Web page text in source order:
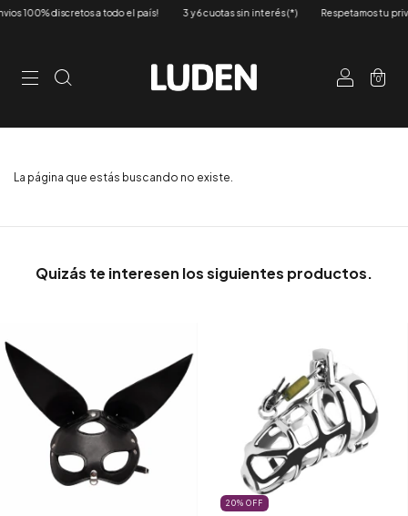
100% discretos a todo el país! 3 y 6 cuotas sin interés (*) Respetamos tu
0
La página que estás buscando no existe.
Quizás te interesen los siguientes productos.
20% OFF